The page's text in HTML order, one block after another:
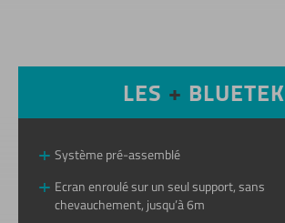
LES + BLUETEK
Système pré-assemblé
Ecran enroulé sur un seul support, sans
chevauchement, jusqu’à 6m